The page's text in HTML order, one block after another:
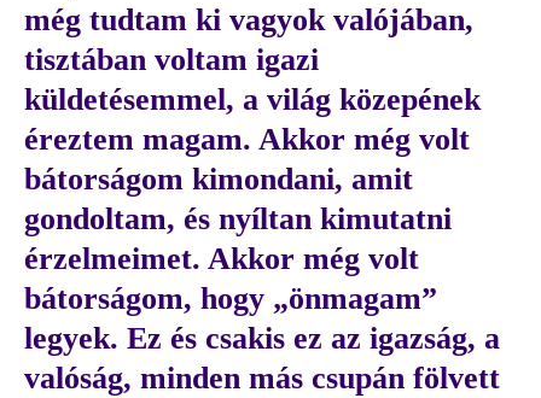
még tudtam ki vagyok valójában,
tisztában voltam igazi
küldetésemmel, a világ közepének
éreztem magam. Akkor még volt
bátorságom kimondani, amit
gondoltam, és nyíltan kimutatni
érzelmeimet. Akkor még volt
bátorságom, hogy „önmagam”
legyek. Ez és csakis ez az igazság, a
valóság, minden más csupán fölvett